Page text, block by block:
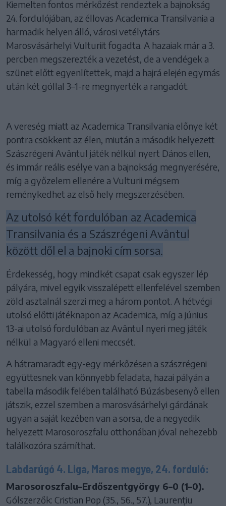
Kiemelten fontos mérkőzést rendeztek a bajnokság
24. fordulójában, az éllovas Academica Transilvania a
harmadik helyen álló, városi vetélytárs
Marosvásárhelyi Vulturiit fogadta. A hazaiak már a 3.
percben megszerezték a vezetést, de a vendégek a
szünet előtt egyenlítettek, majd a hajrá elején egymás
után két góllal 3–1-re megnyerték a rangadót.
A vereség miatt az Academica Transilvania előnye két
pontra csökkent az élen, miután a második helyezett
Szászrégeni Avântul játék nélkül nyert Dános ellen,
és immár reális esélye van a bajnokság megnyerésére,
míg a győzelem ellenére a Vulturii mégsem
reménykedhet az első hely megszerzésében.
Az utolsó két fordulóban az Academica
Transilvania és a Szászrégeni Avântul
között dől el a bajnoki cím sorsa.
Érdekesség, hogy mindkét csapat csak egyszer lép
pályára, mivel egyik visszalépett ellenfelével szemben
zöld asztalnál szerzi meg a három pontot. A hétvégi
utolsó előtti játéknapon az Academica, míg a június
13-ai utolsó fordulóban az Avântul nyeri meg játék
nélkül a Magyaró elleni meccsét.
A hátramaradt egy-egy mérkőzésen a szászrégeni
együttesnek van könnyebb feladata, hazai pályán a
tabella második felében található Búzásbesenyő ellen
játszik, ezzel szemben a marosvásárhelyi gárdának
ugyan a saját kezében van a sorsa, de a negyedik
helyezett Marosoroszfalu otthonában jóval nehezebb
találkozóra számíthat.
Labdarúgó 4. Liga, Maros megye, 24. forduló:
Marosoroszfalu–Erdőszentgyörgy 6–0 (1–0).
Gólszerzők: Cristian Pop (35., 56., 57.), Laurențiu